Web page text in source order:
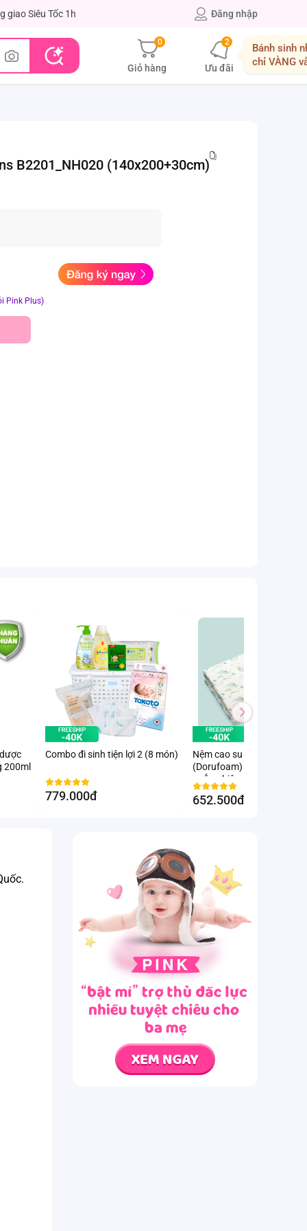
giao Siêu Tốc 1h Đăng nhập
0
Giỏ hàng
2
Ưu đãi
Bánh sinh
chỉ VÀNG
B2201_NH020 (140x200+30cm)
Pink Plus)
200ml
Combo đi sinh tiện lợi 2 (8 món)
779.000đ
Nệm cao su thiên nhiên
(Dorufoam) - Giao hoạ tiết
ngẫu nhiên
652.500đ